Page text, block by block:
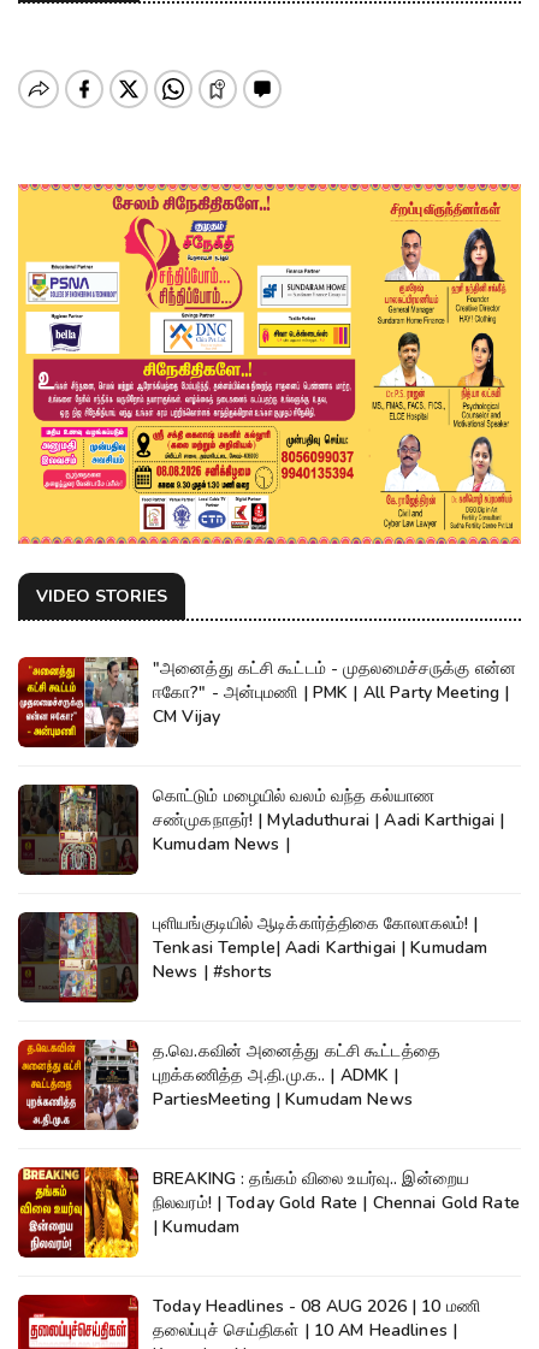
VIDEO STORIES
"அனைத்து கட்சி கூட்டம் - முதலமைச்சருக்கு என்ன
ஈகோ?" - அன்புமணி | PMK | All Party Meeting |
CM Vijay
கொட்டும் மழையில் வலம் வந்த கல்யாண
சண்முகநாதர்! | Myladuthurai | Aadi Karthigai |
Kumudam News |
புளியங்குடியில் ஆடிக்கார்த்திகை கோலாகலம்! |
Tenkasi Temple| Aadi Karthigai | Kumudam
News | #shorts
த.வெ.கவின் அனைத்து கட்சி கூட்டத்தை
புறக்கணித்த அ.தி.மு.க.. | ADMK |
PartiesMeeting | Kumudam News
BREAKING : தங்கம் விலை உயர்வு.. இன்றைய
நிலவரம்! | Today Gold Rate | Chennai Gold Rate
| Kumudam
Today Headlines - 08 AUG 2026 | 10 மணி
தலைப்புச் செய்திகள் | 10 AM Headlines |